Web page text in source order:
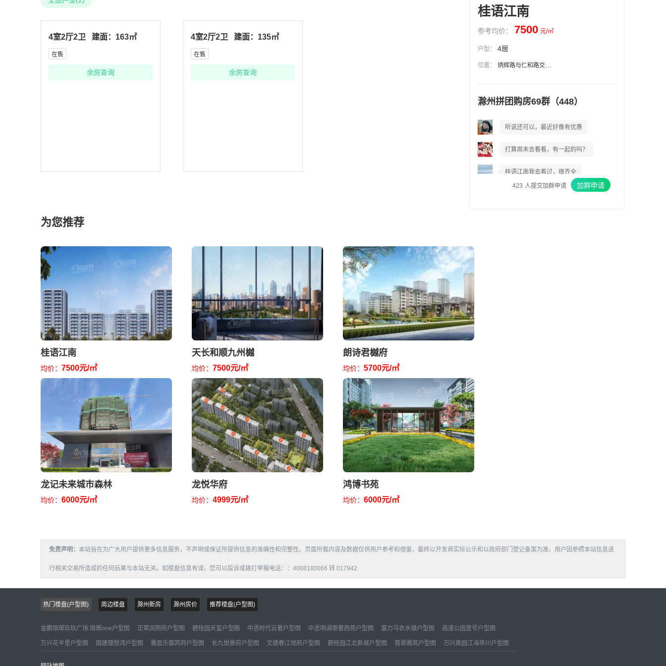
4室2厅2卫 建面：163㎡
在售
余房查询
4室2厅2卫 建面：135㎡
在售
余房查询
桂语江南
参考均价： 7500 元/㎡
户型： 4居
位置： 炳辉路与仁和路交汇处
滁州拼团购房69群（448）
桂语江南到底好不好?
听说还可以，最近好像有优惠
打算周末去看看，有一起的吗？
桂语江南我去看过，很齐全
423 人提交加群申请 加群申请
为您推荐
桂语江南
均价： 7500元/㎡
天长和顺九州樾
均价： 7500元/㎡
朗诗君樾府
均价： 5700元/㎡
龙记未来城市森林
均价： 6000元/㎡
龙悦华府
均价： 4999元/㎡
鸿博书苑
均价： 6000元/㎡
免责声明： 本站旨在为广大用户提供更多信息服务，不声明或保证所提供信息的准确性和完整性。页面所载内容及数据仅供用户参考和借鉴，最终以开发商实际公示和以政府部门登记备案为准，用户因参照本站信息进
行相关交易所造成的任何后果与本站无关。如楼盘信息有误，您可以投诉或拨打举报电话：：4008180066 转 017942
热门楼盘(户型图) 周边楼盘 滁州新房 滁州房价 推荐楼盘(户型图)
金鹏琅琊玖玖广场.琅琊one户型图 正荣润熙府户型图 碧桂园天玺户型图 中丞时代云著户型图 中丞明湖原著西苑户型图 富力乌衣水镇户型图 高速公园壹号户型图
万兴花半里户型图 国建理想湾户型图 雅居乐御宾府户型图 长九悦景府户型图 文德春江悦府户型图 碧桂园江北新城户型图 翡翠雅筑户型图 万兴奥园江海亭川户型图